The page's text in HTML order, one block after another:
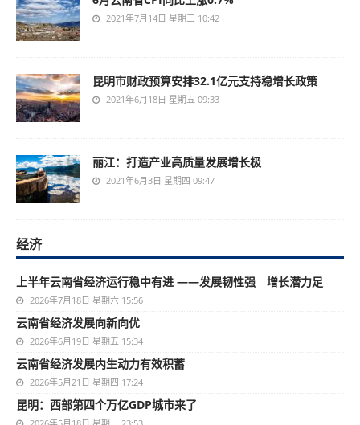
2021年7月14日 星期三 10:42
昆明市财政预算安排32.1亿元支持稳增长政策
2021年6月18日 星期五 09:33
丽江：打造产业高质量发展增长极
2021年6月3日 星期四 09:47
经济
上半年云南省经济运行稳中有进 ——发展韧性强 增长潜力足
2026年7月18日 星期六 15:56
云南省经济发展向新向优
2026年6月19日 星期五 15:34
云南省经济发展内生动力有效积蓄
2026年5月21日 星期四 17:24
昆明：西部第四个万亿GDP城市来了